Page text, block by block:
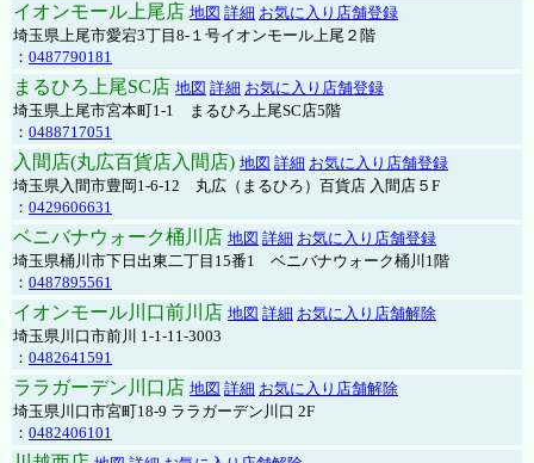
イオンモール上尾店 地図 詳細 お気に入り店舗登録
埼玉県上尾市愛宕3丁目8-１号イオンモール上尾２階
： 0487790181
まるひろ上尾SC店 地図 詳細 お気に入り店舗登録
埼玉県上尾市宮本町1-1 まるひろ上尾SC店5階
： 0488717051
入間店(丸広百貨店入間店) 地図 詳細 お気に入り店舗登録
埼玉県入間市豊岡1-6-12 丸広（まるひろ）百貨店 入間店５F
： 0429606631
ベニバナウォーク桶川店 地図 詳細 お気に入り店舗登録
埼玉県桶川市下日出東二丁目15番1 ベニバナウォーク桶川1階
： 0487895561
イオンモール川口前川店 地図 詳細 お気に入り店舗解除
埼玉県川口市前川 1-1-11-3003
： 0482641591
ララガーデン川口店 地図 詳細 お気に入り店舗解除
埼玉県川口市宮町18-9 ララガーデン川口 2F
： 0482406101